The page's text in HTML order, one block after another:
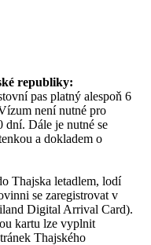
republiky:
pas platný alespoň 6
není nutné pro
dní. Dále je nutné se
a dokladem o
Thajska letadlem, lodí
se zaregistrovat v
Digital Arrival Card).
kartu lze vyplnit
Thajského